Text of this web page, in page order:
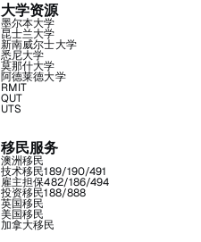
大学资源
墨尔本大学
昆士兰大学
新南威尔士大学
悉尼大学
莫那什大学
阿德莱德大学
RMIT
QUT
UTS
移民服务
澳洲移民
技术移民189/190/491
雇主担保482/186/494
投资移民188/888
英国移民
美国移民
加拿大移民